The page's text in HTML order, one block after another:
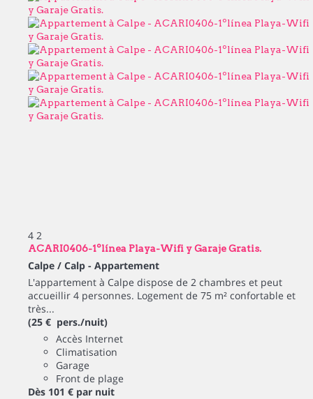
4 2
ACARI0406-1ºlínea Playa-Wifi y Garaje Gratis.
Calpe / Calp - Appartement
L'appartement à Calpe dispose de 2 chambres et peut
accueillir 4 personnes. Logement de 75 m² confortable et
très...
(25 € pers./nuit)
Accès Internet
Climatisation
Garage
Front de plage
Dès 101 € par nuit